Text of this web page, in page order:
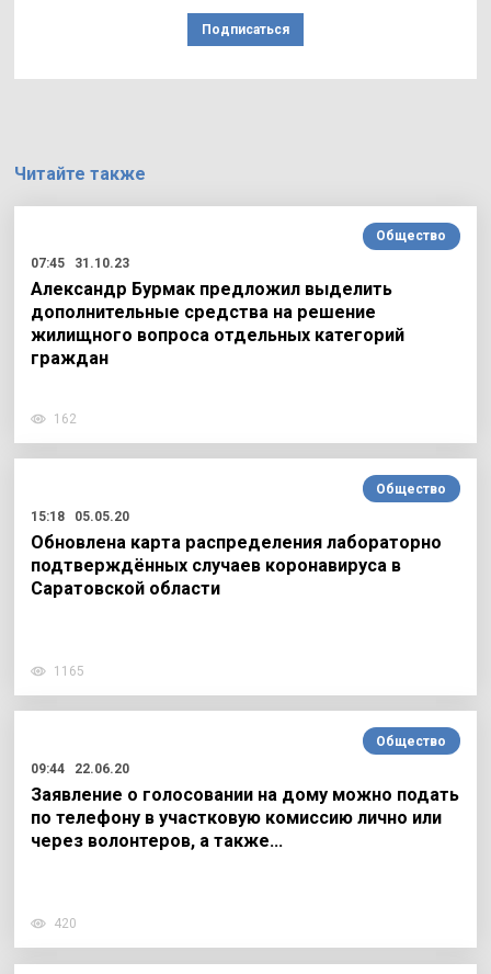
Подписаться
Читайте также
Общество
07:45
31.10.23
Александр Бурмак предложил выделить
дополнительные средства на решение
жилищного вопроса отдельных категорий
граждан
162
Общество
15:18
05.05.20
Обновлена карта распределения лабораторно
подтверждённых случаев коронавируса в
Саратовской области
1165
Общество
09:44
22.06.20
Заявление о голосовании на дому можно подать
по телефону в участковую комиссию лично или
через волонтеров, а также…
420